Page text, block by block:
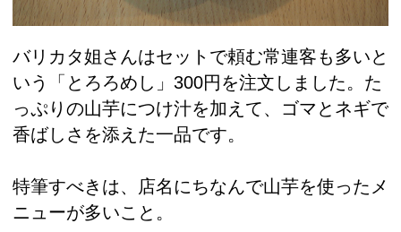
バリカタ姐さんはセットで頼む常連客も多いと
いう「とろろめし」300円を注文しました。た
っぷりの山芋につけ汁を加えて、ゴマとネギで
香ばしさを添えた一品です。
特筆すべきは、店名にちなんで山芋を使ったメ
ニューが多いこと。